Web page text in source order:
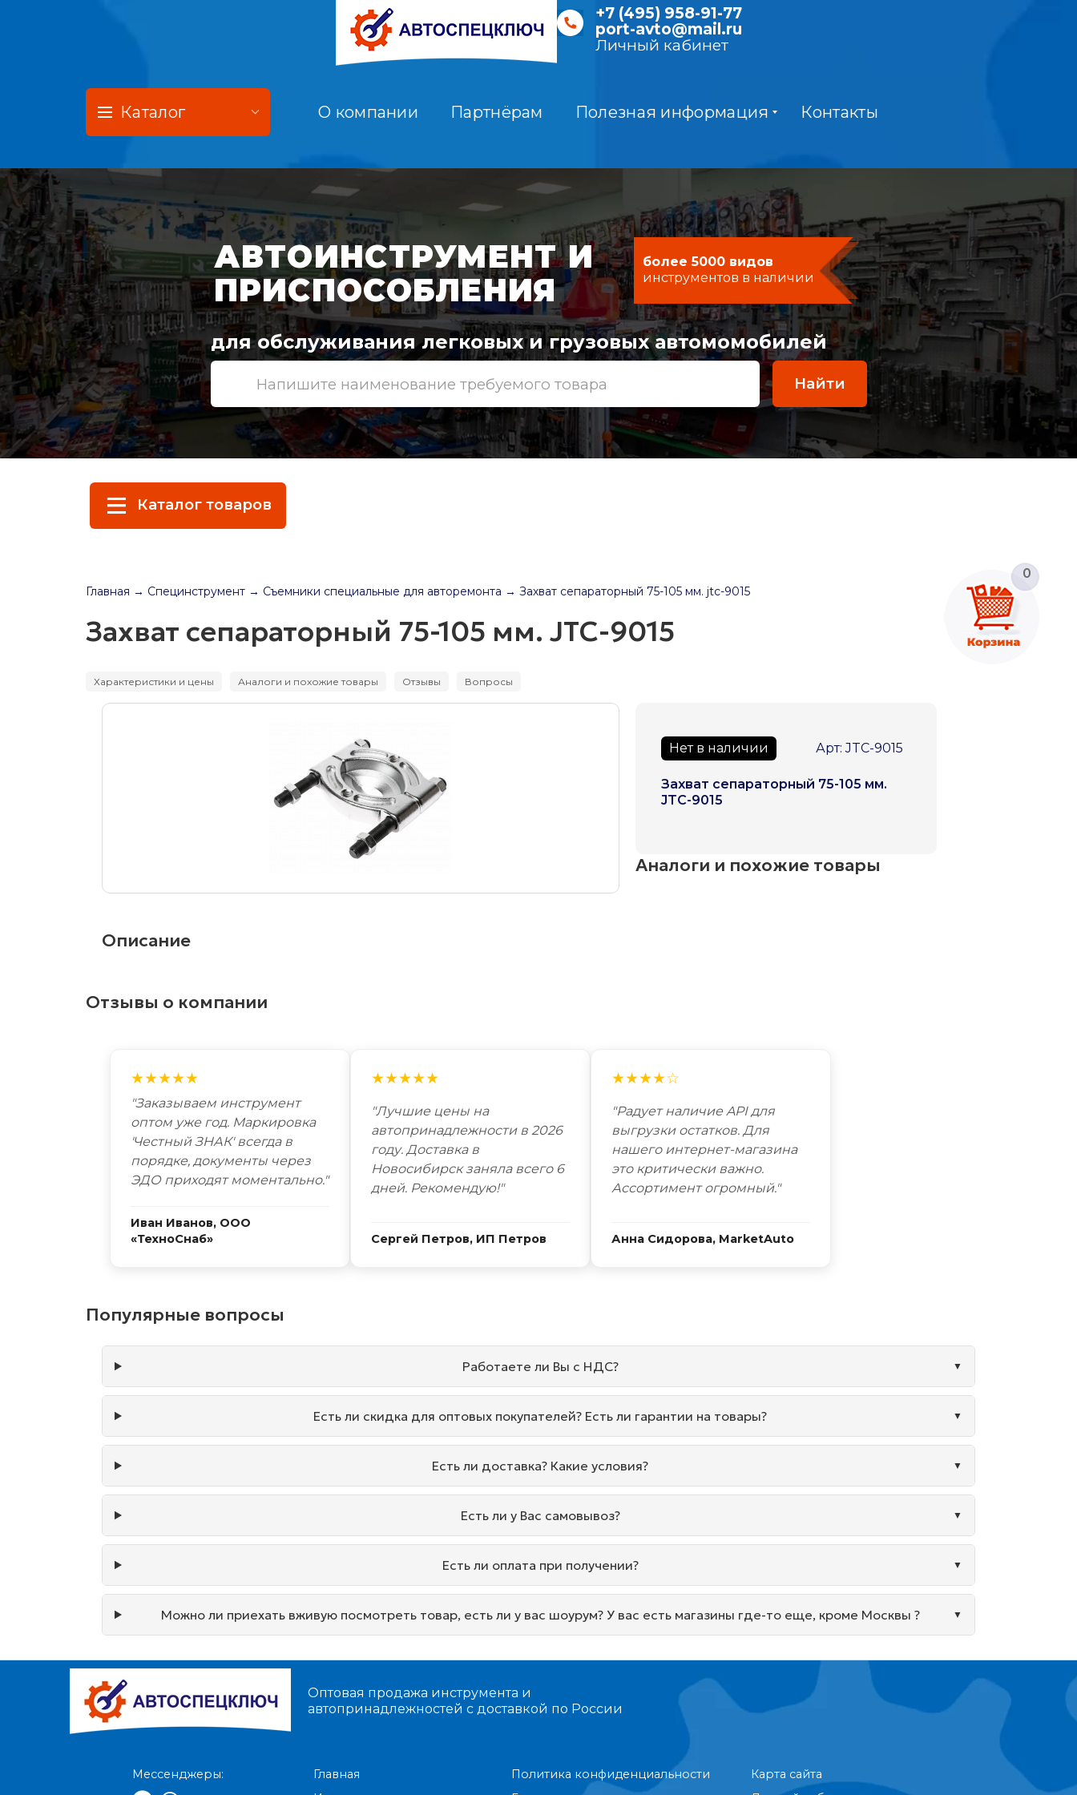
+7 (495) 958-91-77
port-avto@mail.ru
Личный кабинет
Каталог О компании Партнёрам Полезная информация Контакты
АВТОИНСТРУМЕНТ И
ПРИСПОСОБЛЕНИЯ
более 5000 видов
инструментов в наличии
для обслуживания легковых и грузовых автомомобилей
Найти
Каталог товаров
0
Главная → Специнструмент → Съемники специальные для авторемонта → Захват сепараторный 75-105 мм. jtc-9015
Захват сепараторный 75-105 мм. JTC-9015
Характеристики и цены Аналоги и похожие товары Отзывы Вопросы
Описание
Арт: JTC-9015
Нет в наличии
Захват сепараторный 75-105 мм.
JTC-9015
Аналоги и похожие товары
Отзывы о компании
★★★★★
"Заказываем инструмент
оптом уже год. Маркировка
'Честный ЗНАК' всегда в
порядке, документы через
ЭДО приходят моментально."
Иван Иванов, ООО
«ТехноСнаб»
★★★★★
"Лучшие цены на
автопринадлежности в 2026
году. Доставка в
Новосибирск заняла всего 6
дней. Рекомендую!"
Сергей Петров, ИП Петров
★★★★☆
"Радует наличие API для
выгрузки остатков. Для
нашего интернет-магазина
это критически важно.
Ассортимент огромный."
Анна Сидорова, MarketAuto
Популярные вопросы
Работаете ли Вы с НДС?
Есть ли скидка для оптовых покупателей? Есть ли гарантии на товары?
Есть ли доставка? Какие условия?
Есть ли у Вас самовывоз?
Есть ли оплата при получении?
Можно ли приехать вживую посмотреть товар, есть ли у вас шоурум? У вас есть магазины где-то еще, кроме Москвы ?
Оптовая продажа инструмента и
автопринадлежностей с доставкой по России
Мессенджеры:
Главная
Политика конфиденциальности
Карта сайта